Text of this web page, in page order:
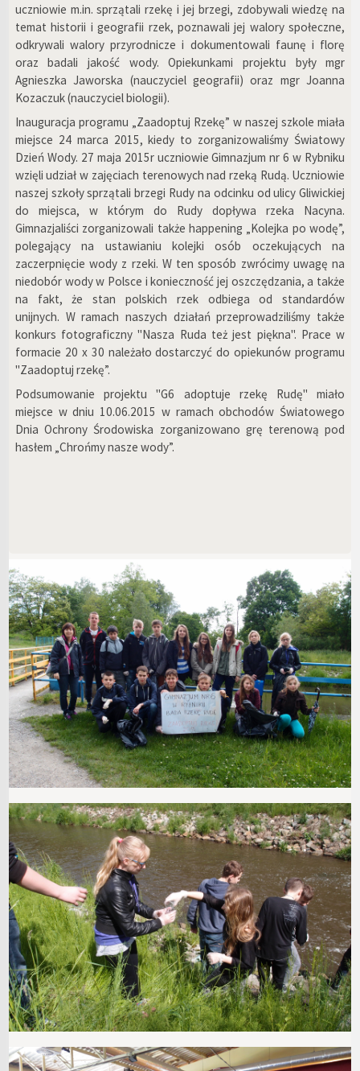
uczniowie m.in. sprzątali rzekę i jej brzegi, zdobywali wiedzę na
temat historii i geografii rzek, poznawali jej walory społeczne,
odkrywali walory przyrodnicze i dokumentowali faunę i florę
oraz badali jakość wody. Opiekunkami projektu były mgr
Agnieszka Jaworska (nauczyciel geografii) oraz mgr Joanna
Kozaczuk (nauczyciel biologii).
Inauguracja programu „Zaadoptuj Rzekę” w naszej szkole miała
miejsce 24 marca 2015, kiedy to zorganizowaliśmy Światowy
Dzień Wody. 27 maja 2015r uczniowie Gimnazjum nr 6 w Rybniku
wzięli udział w zajęciach terenowych nad rzeką Rudą. Uczniowie
naszej szkoły sprzątali brzegi Rudy na odcinku od ulicy Gliwickiej
do miejsca, w którym do Rudy dopływa rzeka Nacyna.
Gimnazjaliści zorganizowali także happening „Kolejka po wodę”,
polegający na ustawianiu kolejki osób oczekujących na
zaczerpnięcie wody z rzeki. W ten sposób zwrócimy uwagę na
niedobór wody w Polsce i konieczność jej oszczędzania, a także
na fakt, że stan polskich rzek odbiega od standardów
unijnych. W ramach naszych działań przeprowadziliśmy także
konkurs fotograficzny "Nasza Ruda też jest piękna". Prace w
formacie 20 x 30 należało dostarczyć do opiekunów programu
"Zaadoptuj rzekę”.
Podsumowanie projektu "G6 adoptuje rzekę Rudę" miało
miejsce w dniu 10.06.2015 w ramach obchodów Światowego
Dnia Ochrony Środowiska zorganizowano grę terenową pod
hasłem „Chrońmy nasze wody”.